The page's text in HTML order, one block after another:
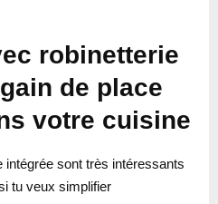
robinetterie
de place
votre cuisine
intégrée sont très intéressants
tu veux simplifier